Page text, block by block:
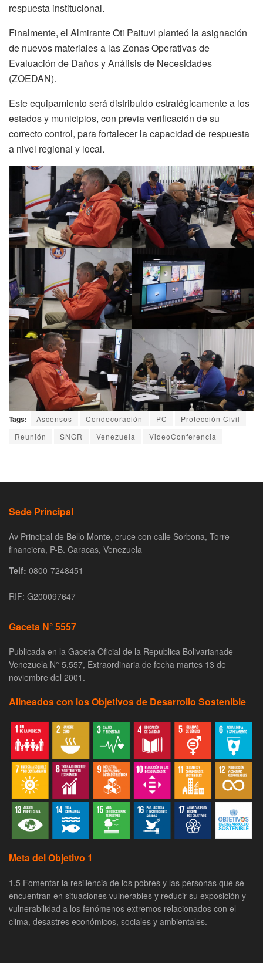
respuesta institucional.
Finalmente, el Almirante Oti Paituvi planteó la asignación
de nuevos materiales a las Zonas Operativas de
Evaluación de Daños y Análisis de Necesidades
(ZOEDAN).
Este equipamiento será distribuido estratégicamente a los
estados y municipios, con previa verificación de su
correcto control, para fortalecer la capacidad de respuesta
a nivel regional y local.
Tags: Ascensos Condecoración PC
Protección Civil
Reunión
SNGR Venezuela VideoConferencia
Sede Principal
Av Principal de Bello Monte, cruce con calle Sorbona, Torre
financiera, P-B. Caracas, Venezuela
Telf: 0800-7248451
RIF: G200097647
Gaceta N° 5557
Publicada en la Gaceta Oficial de la Republica Bolivarianade
Venezuela N° 5.557, Extraordinaria de fecha martes 13 de
noviembre del 2001.
Alineados con los Objetivos de Desarrollo Sostenible
Meta del Objetivo 1
1.5 Fomentar la resiliencia de los pobres y las personas que se
encuentran en situaciones vulnerables y reducir su exposición y
vulnerabilidad a los fenómenos extremos relacionados con el
clima, desastres económicos, sociales y ambientales.